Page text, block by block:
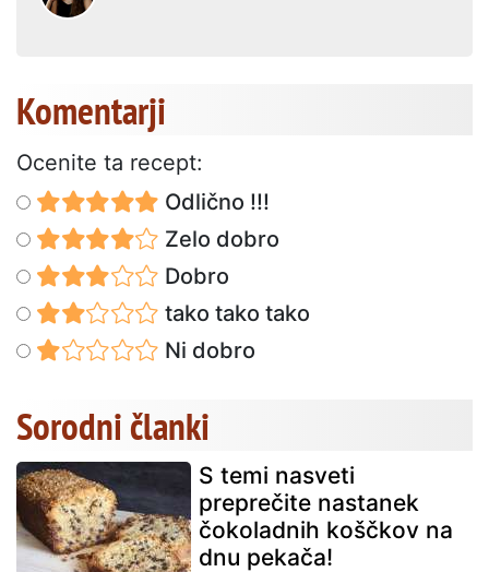
Komentarji
Ocenite ta recept:
Odlično !!!
Zelo dobro
Dobro
tako tako tako
Ni dobro
Sorodni članki
S temi nasveti
preprečite nastanek
čokoladnih koščkov na
dnu pekača!